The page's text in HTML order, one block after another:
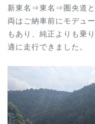
新東名⇒東名⇒圏央道
両はご納車前にモデュ
もあり、純正よりも乗
適に走行できました。